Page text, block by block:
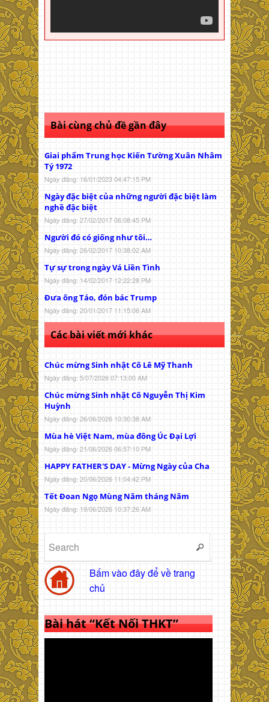
Bài cùng chủ đề gần đây
Giai phẩm Trung học Kiến Tường Xuân Nhâm
Tý 1972
Ngày đăng: 16/01/2023 04:47:15 PM
Ngày đặc biệt của những người đặc biệt làm
nghề đặc biệt
Ngày đăng: 27/02/2017 06:08:45 PM
Người đó có giống như tôi…
Ngày đăng: 26/02/2017 10:38:02 AM
Tự sự trong ngày Vá Liền Tình
Ngày đăng: 14/02/2017 12:22:28 PM
Đưa ông Táo, đón bác Trump
Ngày đăng: 20/01/2017 11:15:06 AM
Các bài viết mới khác
Chúc mừng Sinh nhật Cô Lê Mỹ Thanh
Ngày đăng: 5/07/2026 07:13:00 AM
Chúc mừng Sinh nhật Cô Nguyễn Thị Kim
Huỳnh
Ngày đăng: 26/06/2026 10:30:38 AM
Mùa hè Việt Nam, mùa đông Úc Đại Lợi
Ngày đăng: 21/06/2026 06:57:10 PM
HAPPY FATHER'S DAY - Mừng Ngày của Cha
Ngày đăng: 20/06/2026 11:04:42 PM
Tết Đoan Ngọ Mùng Năm tháng Năm
Ngày đăng: 19/06/2026 10:37:26 AM
Bấm vào đây để về trang
chủ
Bài hát “Kết Nối THKT”